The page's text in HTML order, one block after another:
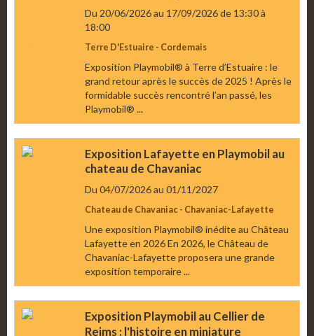
Du 20/06/2026au 17/09/2026de 13:30à
18:00
Terre D'Estuaire - Cordemais
Exposition Playmobil® à Terre d’Estuaire : le
grand retour après le succès de 2025 ! Après le
formidable succès rencontré l’an passé, les
Playmobil® ...
Exposition Lafayette en Playmobil au
chateau de Chavaniac
Du 04/07/2026au 01/11/2027
Chateau de Chavaniac - Chavaniac-Lafayette
Une exposition Playmobil® inédite au Château
Lafayette en 2026 En 2026, le Château de
Chavaniac-Lafayette proposera une grande
exposition temporaire ...
Exposition Playmobil au Cellier de
Reims : l'histoire en miniature